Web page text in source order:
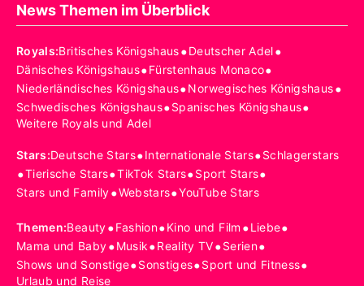
News Themen im Überblick
Royals:Britisches Königshaus•Deutscher Adel•
Dänisches Königshaus•Fürstenhaus Monaco•
Niederländisches Königshaus•Norwegisches Königshaus•
Schwedisches Königshaus•Spanisches Königshaus•
Weitere Royals und Adel
Stars:Deutsche Stars•Internationale Stars•Schlagerstars
•Tierische Stars•TikTok Stars•Sport Stars•
Stars und Family•Webstars•YouTube Stars
Themen:Beauty•Fashion•Kino und Film •Liebe•
Mama und Baby•Musik•Reality TV•Serien•
Shows und Sonstige•Sonstiges•Sport und Fitness•
Urlaub und Reise